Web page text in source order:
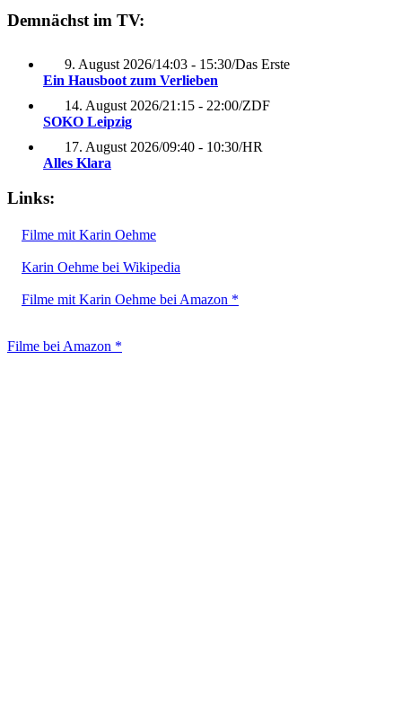
Demnächst im TV:
9. August 2026/14:03 - 15:30/Das Erste
Ein Hausboot zum Verlieben
14. August 2026/21:15 - 22:00/ZDF
SOKO Leipzig
17. August 2026/09:40 - 10:30/HR
Alles Klara
Links:
Filme mit Karin Oehme
Karin Oehme bei Wikipedia
Filme mit Karin Oehme bei Amazon *
Filme bei Amazon *